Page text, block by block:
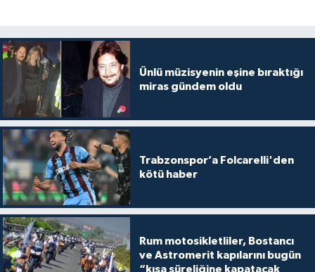
Ünlü müzisyenin eşine bıraktığı
miras gündem oldu
Trabzonspor’a Folcarelli'den
kötü haber
Rum motosikletliler, Bostancı
ve Astromerit kapılarını bugün
“kısa süreliğine kapatacak